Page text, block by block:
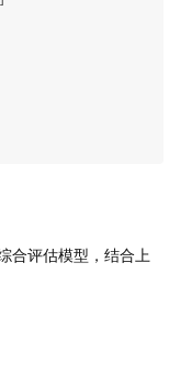
合评估模型，结合上